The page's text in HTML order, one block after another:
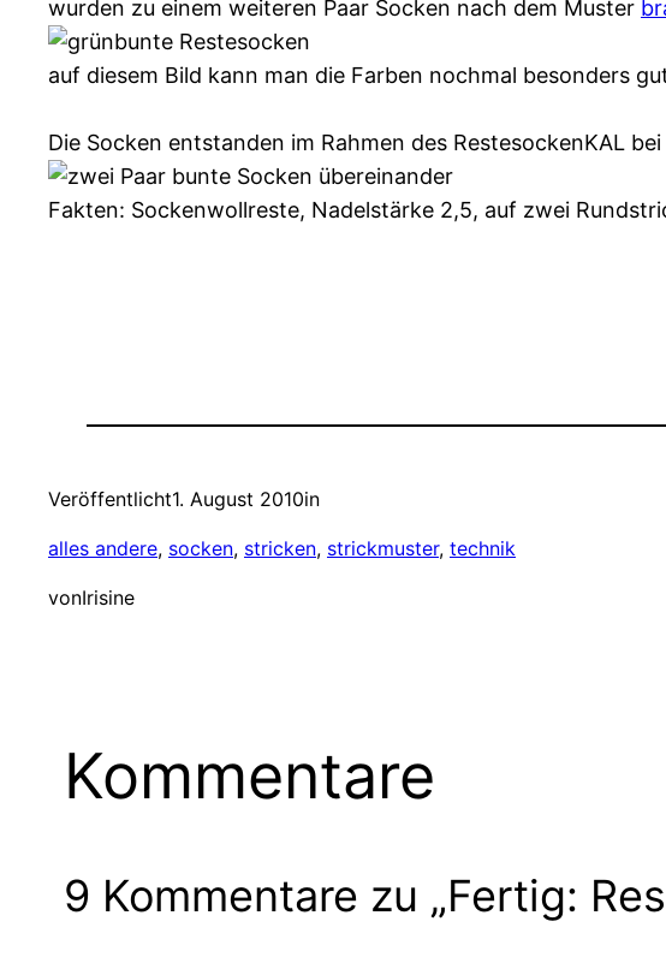
wurden zu einem weiteren Paar Socken nach dem Muster
auf diesem Bild kann man die Farben nochmal besonders
Die Socken entstanden im Rahmen des RestesockenKAL
Fakten: Sockenwollreste, Nadelstärke 2,5, auf zwei
Veröffentlicht1. August 2010in
alles andere, socken, stricken, strickmuster, technik
vonIrisine
Kommentare
9 Kommentare zu „Fertig: